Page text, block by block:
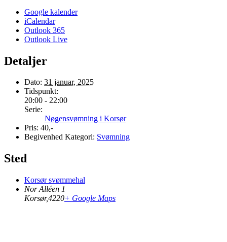
Google kalender
iCalendar
Outlook 365
Outlook Live
Detaljer
Dato: 31 januar, 2025
Tidspunkt:
20:00 - 22:00
Serie:
Nøgensvømning i Korsør
Pris: 40,-
Begivenhed Kategori: Svømning
Sted
Korsør svømmehal
Nor Alléen 1
Korsør,4220+ Google Maps